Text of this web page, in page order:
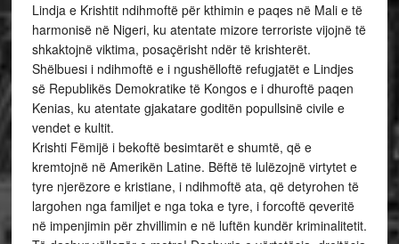
Lindja e Krishtit ndihmoftë për kthimin e paqes në Mali e të
harmonisë në Nigeri, ku atentate mizore terroriste vijojnë të
shkaktojnë viktima, posaçërisht ndër të krishterët.
Shëlbuesi i ndihmoftë e i ngushëlloftë refugjatët e Lindjes
së Republikës Demokratike të Kongos e i dhuroftë paqen
Kenias, ku atentate gjakatare goditën popullsinë civile e
vendet e kultit.
Krishti Fëmijë i bekoftë besimtarët e shumtë, që e
kremtojnë në Amerikën Latine. Bëftë të lulëzojnë virtytet e
tyre njerëzore e kristiane, i ndihmoftë ata, që detyrohen të
largohen nga familjet e nga toka e tyre, i forcoftë qeveritë
në impenjimin për zhvillimin e në luftën kundër kriminalitetit.